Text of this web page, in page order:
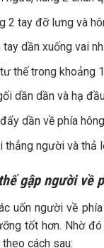
2 tay đỡ lưng và
dần xuống vai
thế trong khoảng
dần dần và hạ
dần về phía
thẳng người và thả
gập người về
uốn người về
tốt hơn. Nhờ
theo cách sau: